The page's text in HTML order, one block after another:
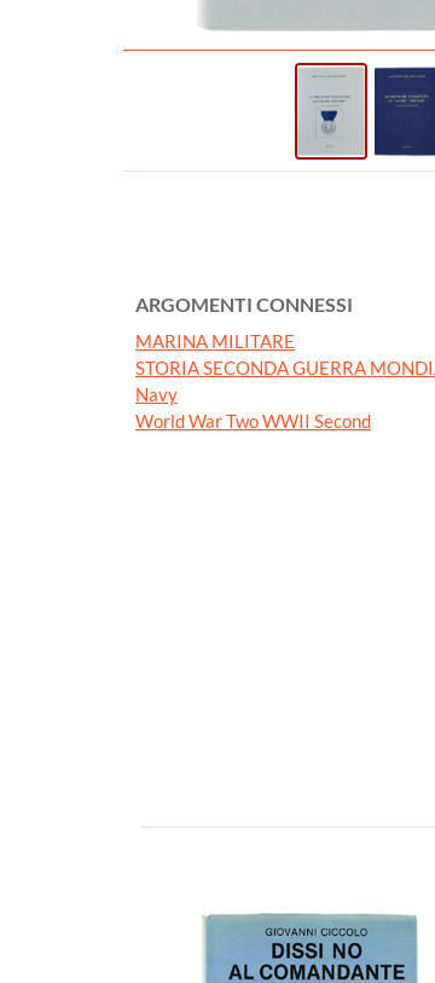
ARGOMENTI CONNESSI
MARINA MILITARE
STORIA SECONDA GUERRA
Navy
World War Two WWII Second